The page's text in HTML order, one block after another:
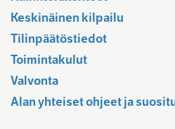
Keskinäinen kilpailu
Tilinpäätöstiedot
Toimintakulut
Valvonta
Alan yhteiset ohjeet ja